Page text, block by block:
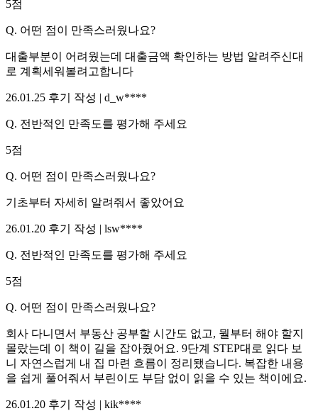
5점
Q. 어떤 점이 만족스러웠나요?
대출부분이 어려웠는데 대출금액 확인하는 방법 알려주신대
로 계획세워볼려고합니다
26.01.25 후기 작성 | d_w****
Q. 전반적인 만족도를 평가해 주세요
5점
Q. 어떤 점이 만족스러웠나요?
기초부터 자세히 알려줘서 좋았어요
26.01.20 후기 작성 | lsw****
Q. 전반적인 만족도를 평가해 주세요
5점
Q. 어떤 점이 만족스러웠나요?
회사 다니면서 부동산 공부할 시간도 없고, 뭘부터 해야 할지
몰랐는데 이 책이 길을 잡아줬어요. 9단계 STEP대로 읽다 보
니 자연스럽게 내 집 마련 흐름이 정리됐습니다. 복잡한 내용
을 쉽게 풀어줘서 부린이도 부담 없이 읽을 수 있는 책이에요.
26.01.20 후기 작성 | kik****